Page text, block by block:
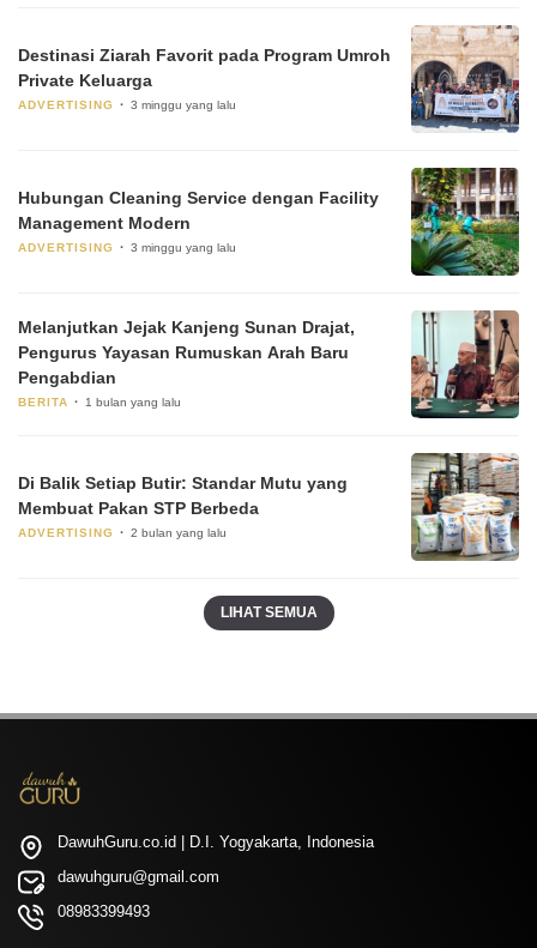
Destinasi Ziarah Favorit pada Program Umroh
Private Keluarga
ADVERTISING 3 minggu yang lalu
Hubungan Cleaning Service dengan Facility
Management Modern
ADVERTISING 3 minggu yang lalu
Melanjutkan Jejak Kanjeng Sunan Drajat,
Pengurus Yayasan Rumuskan Arah Baru
Pengabdian
BERITA 1 bulan yang lalu
Di Balik Setiap Butir: Standar Mutu yang
Membuat Pakan STP Berbeda
ADVERTISING 2 bulan yang lalu
LIHAT SEMUA
DawuhGuru.co.id | D.I. Yogyakarta, Indonesia
dawuhguru@gmail.com
08983399493